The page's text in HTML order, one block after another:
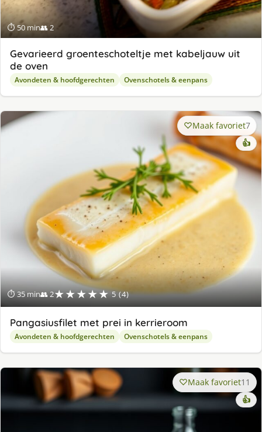
⏱ 50 min👥 2
Gevarieerd groenteschoteltje met kabeljauw uit
de oven
Avondeten & hoofdgerechten Ovenschotels & eenpans
⏱ 35 min👥 2★★★★★ 5 (4)
Maak favoriet7
👍
Pangasiusfilet met prei in kerrieroom
Avondeten & hoofdgerechten Ovenschotels & eenpans
Maak favoriet11
👍